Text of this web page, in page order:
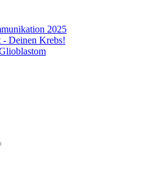
2025
Deinen Krebs!